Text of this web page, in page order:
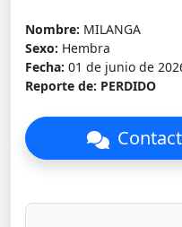
Nombre: MILANGA
Sexo: Hembra
Fecha: 01 de junio de
Reporte de: PERDIDO